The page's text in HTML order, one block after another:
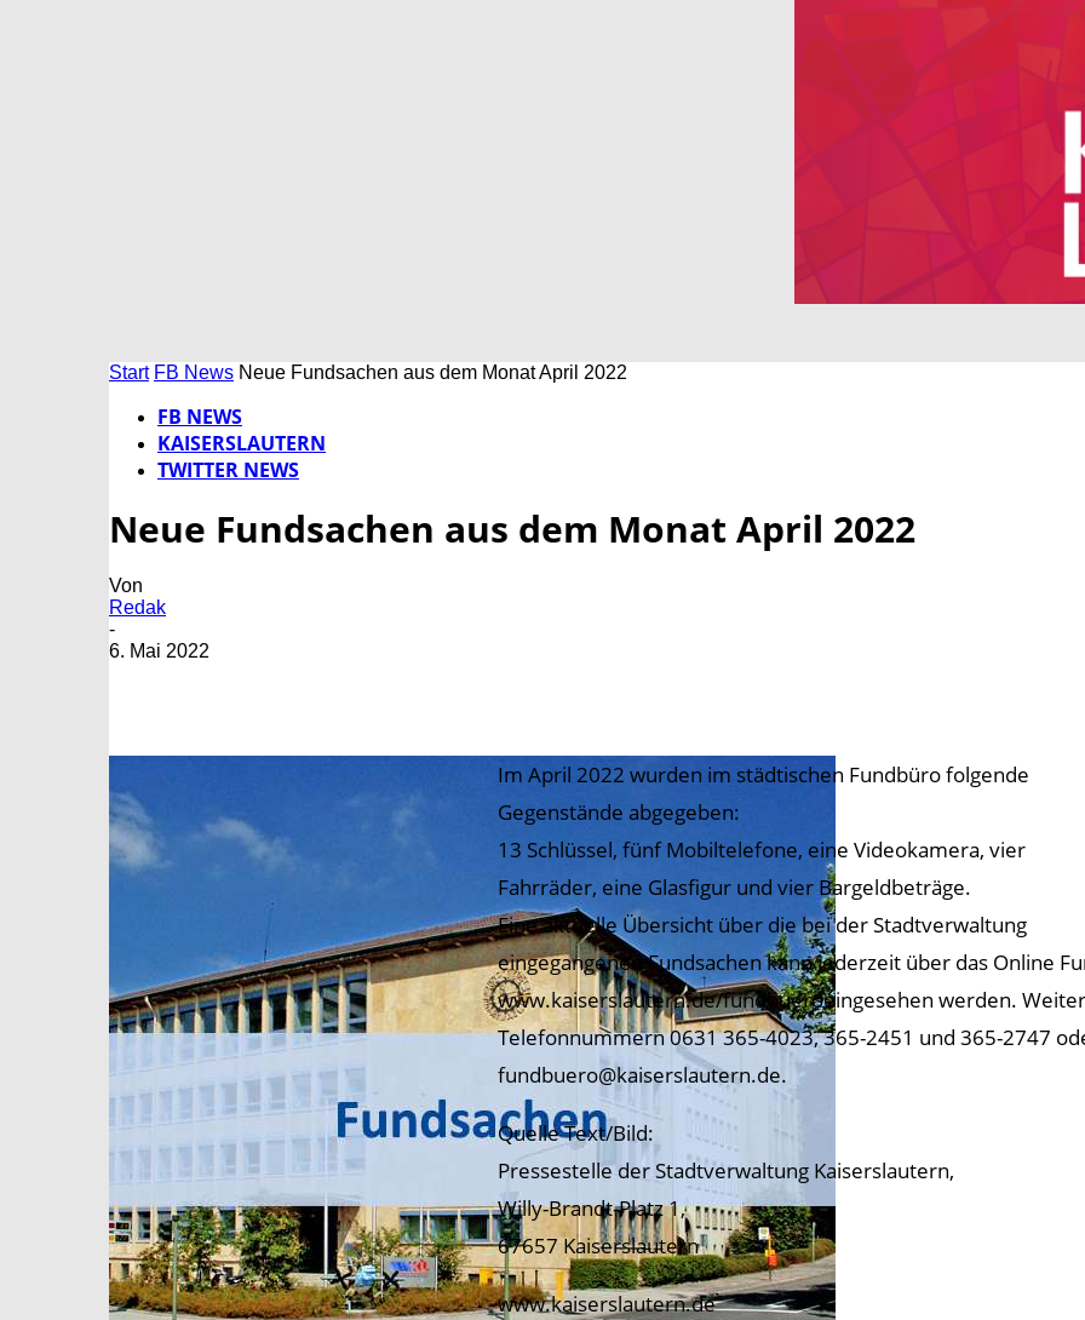
Start FB News Neue Fundsachen aus dem Monat April 2022
FB NEWS
KAISERSLAUTERN
TWITTER NEWS
Neue Fundsachen aus dem Monat April 2022
Von
Redak
-
6. Mai 2022
Im April 2022 wurden im städtischen Fundbüro folgende
Gegenstände abgegeben:
13 Schlüssel, fünf Mobiltelefone, eine Videokamera, vier
Fahrräder, eine Glasfigur und vier Bargeldbeträge.
Eine aktuelle Übersicht über die bei der Stadtverwaltung
eingegangenen Fundsachen kann jederzeit über das Online
www.kaiserslautern.de/fundbueroeingesehen werden.
Telefonnummern 0631 365-4023, 365-2451 und 365-2747
fundbuero@kaiserslautern.de.
Quelle Text/Bild:
Pressestelle der Stadtverwaltung Kaiserslautern,
Willy-Brandt-Platz 1,
67657 Kaiserslautern
www.kaiserslautern.de